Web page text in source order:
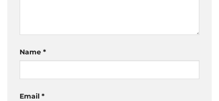
Name *
Email *